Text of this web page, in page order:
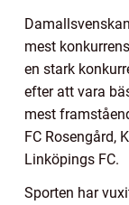
mest
en stark
efter att vara
mest
FC Rosengård,
Linköpings FC.
Sporten har